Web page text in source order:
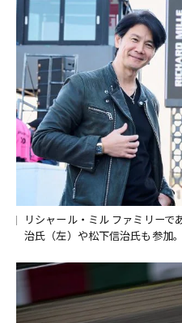
リシャール・ミル ファミリー
治氏（左）や松下信治氏も参加。